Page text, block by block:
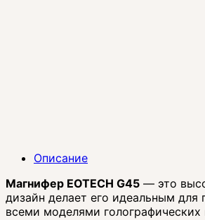
Описание
Магнифер EOTECH G45 — это
дизайн делает его идеальным
всеми моделями голографических